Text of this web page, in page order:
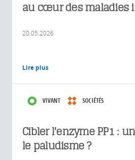
au cœur des maladies
20.05.2026
Lire plus
VIVANT SOCIÉTÉS
Cibler l'enzyme PP1 :
le paludisme ?